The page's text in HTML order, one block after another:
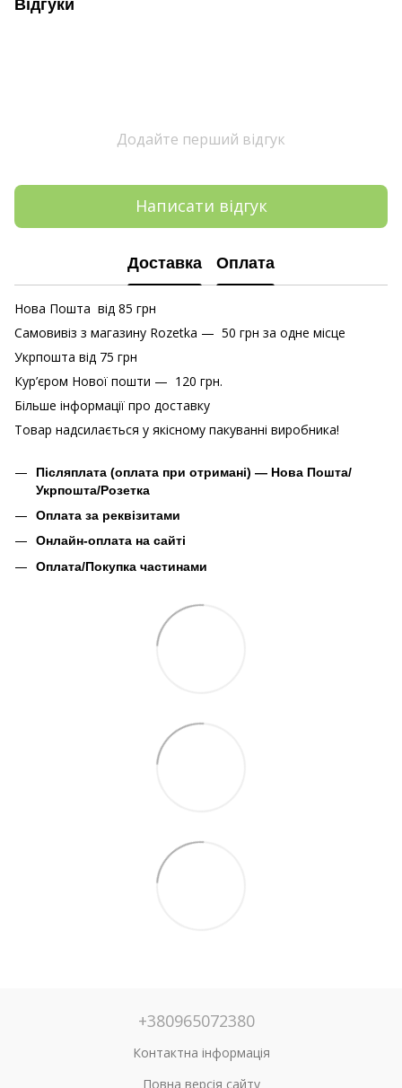
Відгуки
Додайте перший відгук
Написати відгук
Доставка Оплата
Нова Пошта від 85 грн
Самовивіз з магазину Rozetka — 50 грн за одне місце
Укрпошта від 75 грн
Кур’єром Нової пошти — 120 грн.
Більше інформації про доставку
Товар надсилається у якісному пакуванні виробника!
Післяплата (оплата при отримані) — Нова Пошта/
Укрпошта/Розетка
Оплата за реквізитами
Онлайн-оплата на сайті
Оплата/Покупка частинами
+380965072380
Контактна інформація
Повна версія сайту